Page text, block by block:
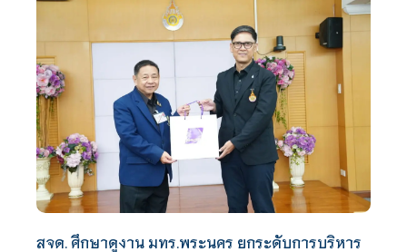
สจด. ศึกษาดูงาน มทร.พระนคร ยกระดับการบริหาร